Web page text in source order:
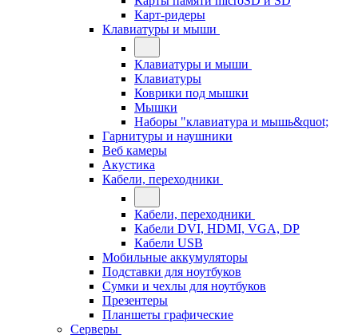
Карт-ридеры
Клавиатуры и мыши
Клавиатуры и мыши
Клавиатуры
Коврики под мышки
Мышки
Наборы "клавиатура и мышь&quot;
Гарнитуры и наушники
Веб камеры
Акустика
Кабели, переходники
Кабели, переходники
Кабели DVI, HDMI, VGA, DP
Кабели USB
Мобильные аккумуляторы
Подставки для ноутбуков
Сумки и чехлы для ноутбуков
Презентеры
Планшеты графические
Серверы